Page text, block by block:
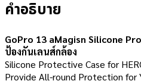
คำอธิบาย
GoPro 13 aMagisn Silicone
ป้องกันเลนส์กล้อง
Silicone Protective Case for
Provide All-round Protection for